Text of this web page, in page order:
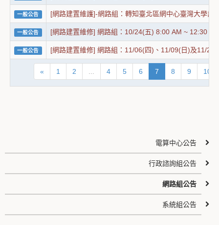
一般公告 [網路建置維護]-網路組：轉知臺北區網中心臺灣大學計
一般公告 [網路建置維修] 網路組：10/24(五) 8:00 AM ~ 12:30
一般公告 [網路建置維修] 網路組：11/06(四)、11/09(日)及11/
« 1 2 4 5 6 7 8 9 10
電算中心公告
行政諮詢組公告
網路組公告
系統組公告